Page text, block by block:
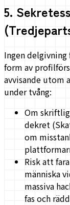
5.
Ingen
form av
avvisande utom
under tvång:
Om
dekret
om
Risk att
människa
massiva
fas och